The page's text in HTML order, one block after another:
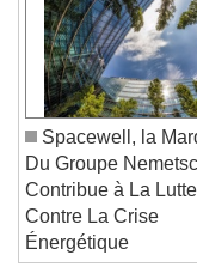
Spacewell, la
Du Groupe
Contribue à La Lutte
Contre La Crise
Énergétique